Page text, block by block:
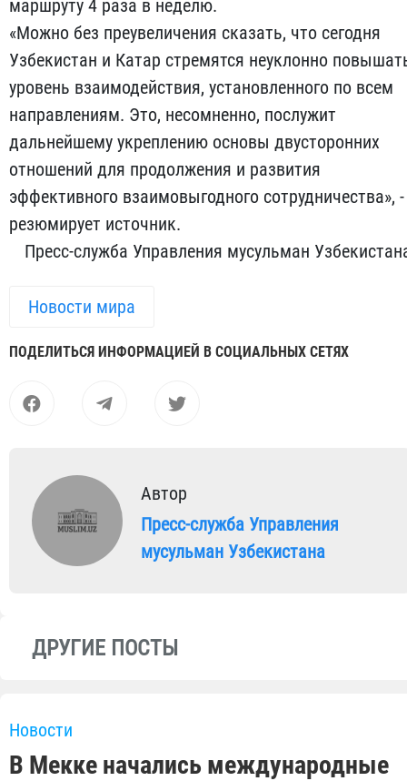
маршруту 4 раза в неделю.
«Можно без преувеличения сказать, что сегодня
Узбекистан и Катар стремятся неуклонно
уровень взаимодействия, установленного по всем
направлениям. Это, несомненно, послужит
дальнейшему укреплению основы двусторонних
отношений для продолжения и развития
эффективного взаимовыгодного сотрудничества», -
резюмирует источник.
Пресс-служба Управления мусульман
Новости мира
ПОДЕЛИТЬСЯ ИНФОРМАЦИЕЙ В СОЦИАЛЬНЫХ СЕТЯХ
Автор
Пресс-служба Управления
мусульман Узбекистана
ДРУГИЕ ПОСТЫ
Новости
В Мекке начались международные